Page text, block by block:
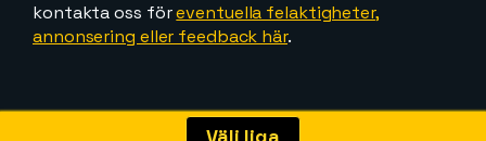
kontakta oss föreventuella felaktigheter,
annonsering eller feedback här.